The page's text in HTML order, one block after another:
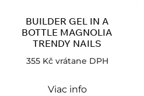
BUILDER GEL IN A
BOTTLE MAGNOLIA
TRENDY NAILS
355 Kč vrátane DPH
Viac info